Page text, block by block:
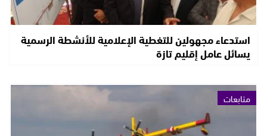
استدعاء مجهولين للتغطية الإعلامية للأنشطة الرسمية
يسائل عامل إقليم تازة
متابعات